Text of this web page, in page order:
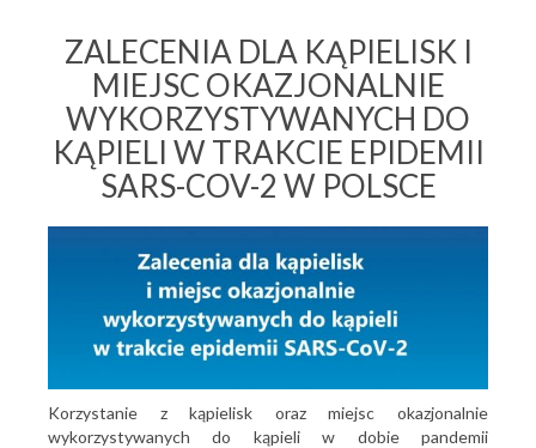
ZALECENIA DLA KĄPIELISK I
MIEJSC OKAZJONALNIE
WYKORZYSTYWANYCH DO
KĄPIELI W TRAKCIE EPIDEMII
SARS-COV-2 W POLSCE
Korzystanie z kąpielisk oraz miejsc okazjonalnie
wykorzystywanych do kąpieli w dobie pandemii